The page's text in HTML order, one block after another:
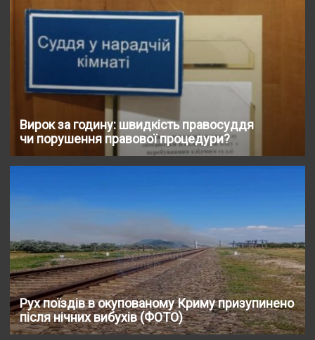
Вирок за годину: швидкість правосуддя
чи порушення правової процедури?
Рух поїздів в окупованому Криму призупинено
після нічних вибухів (ФОТО)